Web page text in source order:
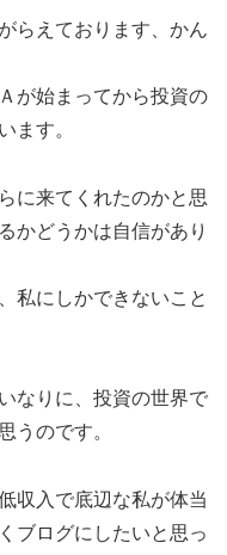
らえております、かん
が始まってから投資の
ます。
に来てくれたのかと思
かどうかは自信があり
私にしかできないこと
なりに、投資の世界で
うのです。
収入で底辺な私が体当
ブログにしたいと思っ